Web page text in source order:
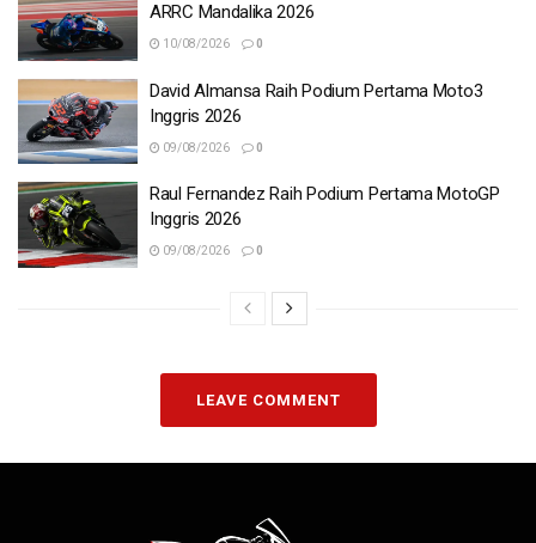
ARRC Mandalika 2026
10/08/2026 0
David Almansa Raih Podium Pertama Moto3
Inggris 2026
09/08/2026 0
Raul Fernandez Raih Podium Pertama MotoGP
Inggris 2026
09/08/2026 0
LEAVE COMMENT